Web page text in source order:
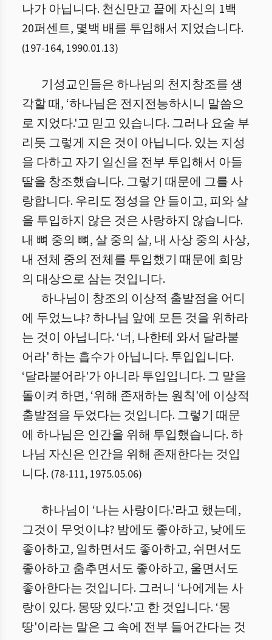
나가 아닙니다. 천신만고 끝에 자신의 1백
20퍼센트, 몇백 배를 투입해서 지었습니다.
(197-164, 1990.01.13)
기성교인들은 하나님의 천지창조를 생
각할 때, ‘하나님은 전지전능하시니 말씀으
로 지었다.'고 믿고 있습니다. 그러나 요술 부
리듯 그렇게 지은 것이 아닙니다. 있는 지성
을 다하고 자기 일신을 전부 투입해서 아들
딸을 창조했습니다. 그렇기 때문에 그를 사
랑합니다. 우리도 정성을 안 들이고, 피와 살
을 투입하지 않은 것은 사랑하지 않습니다.
내 뼈 중의 뼈, 살 중의 살, 내 사상 중의 사상,
내 전체 중의 전체를 투입했기 때문에 희망
의 대상으로 삼는 것입니다.
하나님이 창조의 이상적 출발점을 어디
에 두었느냐? 하나님 앞에 모든 것을 위하라
는 것이 아닙니다. ‘너, 나한테 와서 달라붙
어라' 하는 흡수가 아닙니다. 투입입니다.
‘달라붙어라'가 아니라 투입입니다. 그 말을
돌이켜 하면, ‘위해 존재하는 원칙'에 이상적
출발점을 두었다는 것입니다. 그렇기 때문
에 하나님은 인간을 위해 투입했습니다. 하
나님 자신은 인간을 위해 존재한다는 것입
니다. (78-111, 1975.05.06)
하나님이 ‘나는 사랑이다.'라고 했는데,
그것이 무엇이냐? 밤에도 좋아하고, 낮에도
좋아하고, 일하면서도 좋아하고, 쉬면서도
좋아하고 춤추면서도 좋아하고, 울면서도
좋아한다는 것입니다. 그러니 ‘나에게는 사
랑이 있다. 몽땅 있다.'고 한 것입니다. ‘몽
땅'이라는 말은 그 속에 전부 들어간다는 것